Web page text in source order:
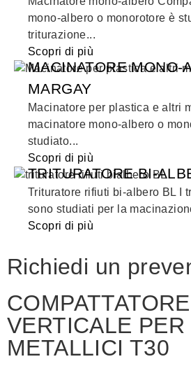
mono-albero o monorotore è
triturazione...
Scopri di più
MACINATORE MONO-
MARGAY
Macinatore per plastica e altri
macinatore mono-albero o
studiato...
Scopri di più
TRITURATORE BI-
Trituratore rifiuti bi-albero BL I
sono studiati per la
Scopri di più
Richiedi un
COMPATTATORE
VERTICALE PER
METALLICI T30